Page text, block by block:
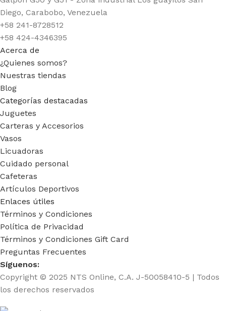
Diego, Carabobo, Venezuela
+58 241-8728512
+58 424-4346395
Acerca de
¿Quienes somos?
Nuestras tiendas
Blog
Categorías destacadas
Juguetes
Carteras y Accesorios
Vasos
Licuadoras
Cuidado personal
Cafeteras
Artículos Deportivos
Enlaces útiles
Términos y Condiciones
Política de Privacidad
Términos y Condiciones Gift Card
Preguntas Frecuentes
Síguenos:
Copyright © 2025 NTS Online, C.A. J-50058410-5 | Todos
los derechos reservados